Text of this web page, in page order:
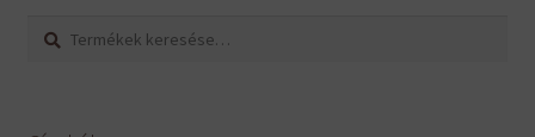
Keresés
Keresés